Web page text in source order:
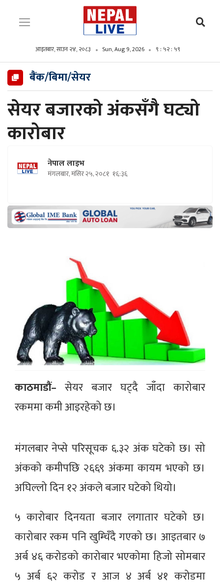
आइतबार, साउन २४, २०८३ Sun, Aug 9, 2026 ९ : ५३ : ००
बैंक/बिमा/सेयर
सेयर बजारको अंकसँगै घट्यो
कारोबार
नेपाल लाइभ
मंगलबार, मंसिर २५, २०८१ १६:३६
काठमाडौं– सेयर बजार घट्दै जाँदा कारोबार
रकममा कमी आइरहेको छ।
मंगलबार नेप्से परिसूचक ६.३२ अंक घटेको छ। सो
अंकको कमीपछि २६६९ अंकमा कायम भएको छ।
अघिल्लो दिन १२ अंकले बजार घटेको थियो।
५ कारोबार दिनयता बजार लगातार घटेको छ।
कारोबार रकम पनि खुम्चिँदै गएको छ। आइतबार ७
अर्ब ४६ करोडको कारोबार भएकोमा हिजो सोमबार
५ अर्ब ६२ करोड र आज ४ अर्ब ४१ करोडमा